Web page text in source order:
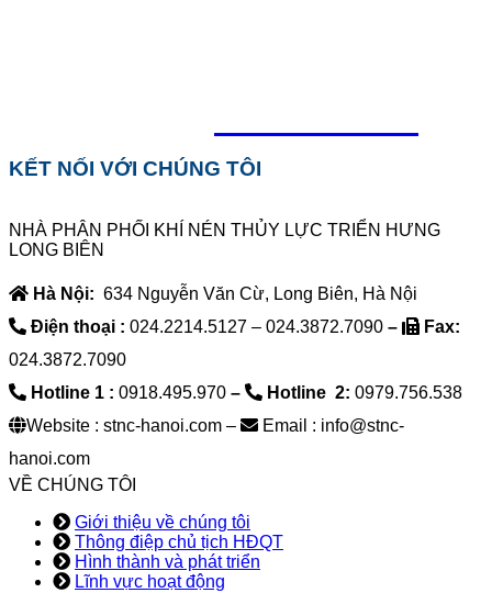
KẾT NỐI VỚI CHÚNG TÔI
NHÀ PHÂN PHỐI KHÍ NÉN THỦY LỰC TRIỂN HƯNG
LONG BIÊN
Hà Nội: 634 Nguyễn Văn Cừ, Long Biên, Hà Nội
Điện thoại : 024.2214.5127 – 024.3872.7090 –
Fax:
024.3872.7090
Hotline 1 : 0918.495.970 – Hotline 2: 0979.756.538
Website : stnc-hanoi.com –
Email : info@stnc-
hanoi.com
VỀ CHÚNG TÔI
Giới thiệu về chúng tôi
Thông điệp chủ tịch HĐQT
Hình thành và phát triển
Lĩnh vực hoạt động